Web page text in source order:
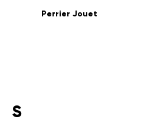
Perrier Jouet
S